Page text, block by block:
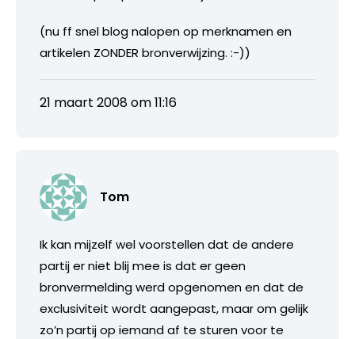
(nu ff snel blog nalopen op merknamen en
artikelen ZONDER bronverwijzing. :-))
21 maart 2008 om 11:16
Tom
Ik kan mijzelf wel voorstellen dat de andere
partij er niet blij mee is dat er geen
bronvermelding werd opgenomen en dat de
exclusiviteit wordt aangepast, maar om gelijk
zo’n partij op iemand af te sturen voor te